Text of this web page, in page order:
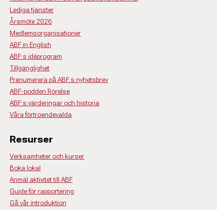
Lediga tjänster
Årsmöte 2026
Medlemsorganisationer
ABF in English
ABF:s idéprogram
Tillgänglighet
Prenumerera på ABF:s nyhetsbrev
ABF-podden Rörelse
ABF:s värderingar och historia
Våra förtroendevalda
Resurser
Verksamheter och kurser
Boka lokal
Anmäl aktivitet till ABF
Guide för rapportering
Gå vår introduktion